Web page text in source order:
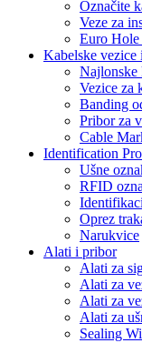
Označite
Veze za
Euro Hole
Kabelske vezice
Najlonske
Vezice za
Banding
Pribor za
Cable
Identification
Ušne
RFID
Oprez
Narukvice
Alati i pribor
Alati za
Alati za
Alati za
Alati za
Sealing